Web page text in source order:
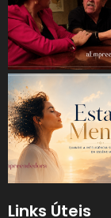
Links Úteis